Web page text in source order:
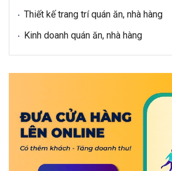
Thiết kế trang trí quán ăn, nhà hàng
Kinh doanh quán ăn, nhà hàng